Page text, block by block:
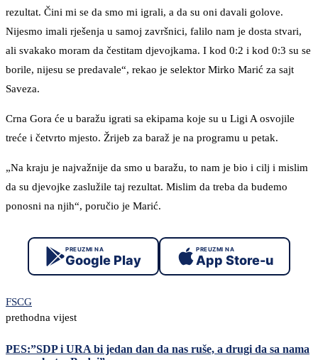
rezultat. Čini mi se da smo mi igrali, a da su oni davali golove.
Nijesmo imali rješenja u samoj završnici, falilo nam je dosta stvari,
ali svakako moram da čestitam djevojkama. I kod 0:2 i kod 0:3 su se
borile, nijesu se predavale“, rekao je selektor Mirko Marić za sajt
Saveza.
Crna Gora će u baražu igrati sa ekipama koje su u Ligi A osvojile
treće i četvrto mjesto. Žrijeb za baraž je na programu u petak.
„Na kraju je najvažnije da smo u baražu, to nam je bio i cilj i mislim
da su djevojke zaslužile taj rezultat. Mislim da treba da budemo
ponosni na njih“, poručio je Marić.
PREUZMI NA
Google Play
PREUZMI NA
App Store-u
FSCG
prethodna vijest
PES:”SDP i URA bi jedan dan da nas ruše, a drugi da sa nama